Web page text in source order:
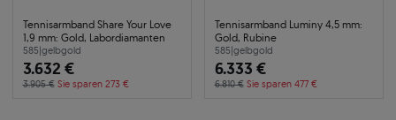
Tennisarmband Share Your Love
1,9 mm: Gold, Labordiamanten
585|gelbgold
3.632 €
3.905 € Sie sparen 273 €
Tennisarmband Luminy 4,5 mm:
Gold, Rubine
585|gelbgold
6.333 €
6.810 € Sie sparen 477 €